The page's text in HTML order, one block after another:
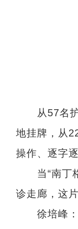
从57名护
地挂牌，从
操作、逐字
当“南丁格
诊走廊，这
徐培峰：